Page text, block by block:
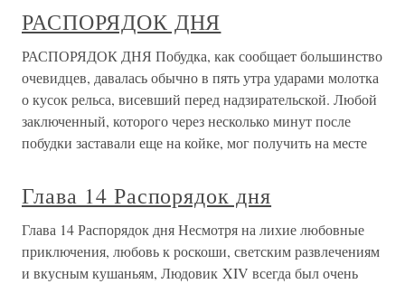
РАСПОРЯДОК ДНЯ
РАСПОРЯДОК ДНЯ Побудка, как сообщает большинство
очевидцев, давалась обычно в пять утра ударами молотка
о кусок рельса, висевший перед надзирательской. Любой
заключенный, которого через несколько минут после
побудки заставали еще на койке, мог получить на месте
Глава 14 Распорядок дня
Глава 14 Распорядок дня Несмотря на лихие любовные
приключения, любовь к роскоши, светским развлечениям
и вкусным кушаньям, Людовик XIV всегда был очень